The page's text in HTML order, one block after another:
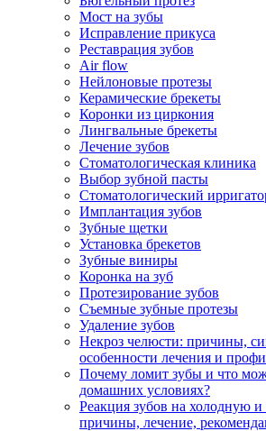
Мост на зубы
Исправление прикуса
Реставрация зубов
Air flow
Нейлоновые протезы
Керамические брекеты
Коронки из циркония
Лингвальные брекеты
Лечение зубов
Стоматологическая клиника
Выбор зубной пасты
Стоматологический
Имплантация зубов
Зубные щетки
Установка брекетов
Зубные виниры
Коронка на зуб
Протезирование зубов
Съемные зубные протезы
Удаление зубов
Некроз челюсти: причины,
особенности лечения и
Почему ломит зубы и что
домашних условиях?
Реакция зубов на холодную
причины, лечение,